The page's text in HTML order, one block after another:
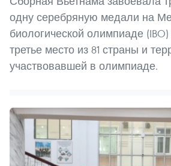
одну серебряную медали на
биологической олимпиаде (IBO)
третье место из 81 страны и
участвовавшей в олимпиаде.